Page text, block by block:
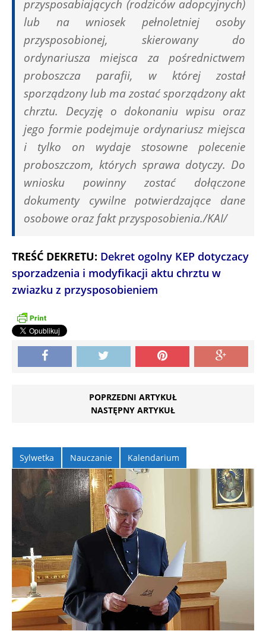
przysposabiających (rodziców adopcyjnych)
lub na wniosek pełnoletniej osoby
przysposobionej, skierowany do
ordynariusza miejsca za pośrednictwem
proboszcza parafii, w której został
sporządzony lub ma zostać sporządzony akt
chrztu. Decyzję o dokonaniu wpisu oraz
jego formie podejmuje ordynariusz miejsca
i tylko on wydaje stosowne polecenie
proboszczom, których sprawa dotyczy. Do
wniosku powinny zostać dołączone
dokumenty cywilne potwierdzające dane
osobowe oraz fakt przysposobienia./KAI/
TREŚĆ DEKRETU: Dekret ogolny KEP dotyczacy
sporzadzenia i modyfikacji aktu chrztu w
zwiazku z przysposobieniem
POPRZEDNI ARTYKUŁ
NASTĘPNY ARTYKUŁ
Sylwetka Nauczanie Kalendarium